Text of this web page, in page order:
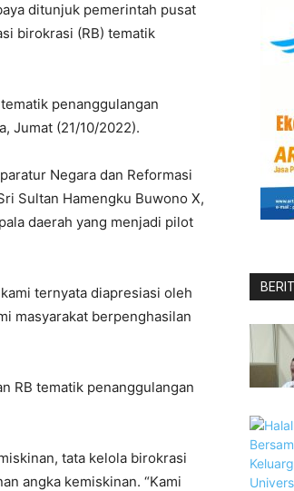
ditunjuk pemerintah pusat
birokrasi (RB) tematik
penanggulangan
Jumat (21/10/2022).
Negara dan Reformasi
Sultan Hamengku Buwono X,
daerah yang menjadi pilot
ternyata diapresiasi oleh
masyarakat berpenghasilan
RB tematik penanggulangan
tata kelola birokrasi
angka kemiskinan. “Kami